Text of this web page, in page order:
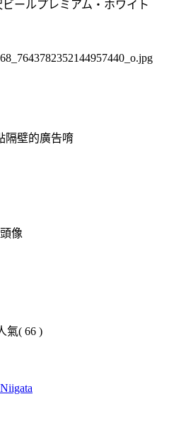
ールプレミアム・ホワイト
隔壁的廣告唷
氣( 66 )